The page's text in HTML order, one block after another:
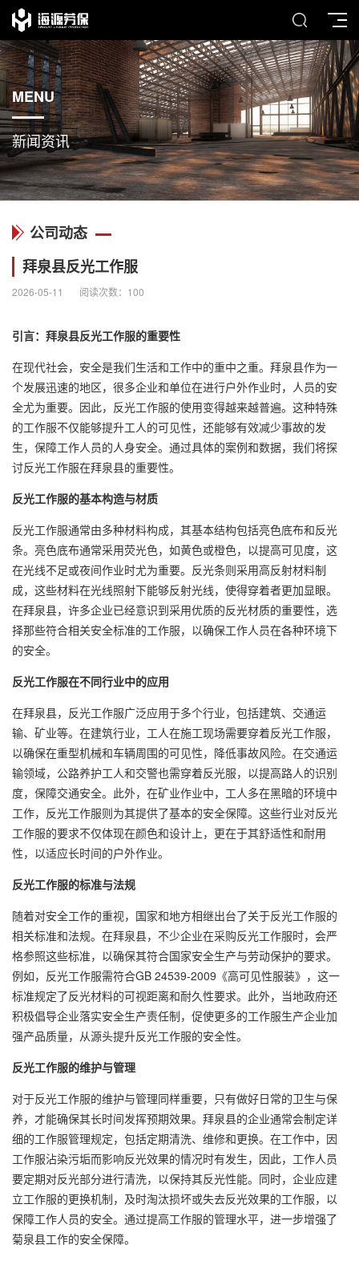
MENU
新闻资讯
公司动态
拜泉县反光工作服
2026-05-11 阅读次数： 100
引言：拜泉县反光工作服的重要性
在现代社会，安全是我们生活和工作中的重中之重。拜泉县作为一
个发展迅速的地区，很多企业和单位在进行户外作业时，人员的安
全尤为重要。因此，反光工作服的使用变得越来越普遍。这种特殊
的工作服不仅能够提升工人的可见性，还能够有效减少事故的发
生，保障工作人员的人身安全。通过具体的案例和数据，我们将探
讨反光工作服在拜泉县的重要性。
反光工作服的基本构造与材质
反光工作服通常由多种材料构成，其基本结构包括亮色底布和反光
条。亮色底布通常采用荧光色，如黄色或橙色，以提高可见度，这
在光线不足或夜间作业时尤为重要。反光条则采用高反射材料制
成，这些材料在光线照射下能够反射光线，使得穿着者更加显眼。
在拜泉县，许多企业已经意识到采用优质的反光材质的重要性，选
择那些符合相关安全标准的工作服，以确保工作人员在各种环境下
的安全。
反光工作服在不同行业中的应用
在拜泉县，反光工作服广泛应用于多个行业，包括建筑、交通运
输、矿业等。在建筑行业，工人在施工现场需要穿着反光工作服，
以确保在重型机械和车辆周围的可见性，降低事故风险。在交通运
输领域，公路养护工人和交警也需穿着反光服，以提高路人的识别
度，保障交通安全。此外，在矿业作业中，工人多在黑暗的环境中
工作，反光工作服则为其提供了基本的安全保障。这些行业对反光
工作服的要求不仅体现在颜色和设计上，更在于其舒适性和耐用
性，以适应长时间的户外作业。
反光工作服的标准与法规
随着对安全工作的重视，国家和地方相继出台了关于反光工作服的
相关标准和法规。在拜泉县，不少企业在采购反光工作服时，会严
格参照这些标准，以确保其符合国家安全生产与劳动保护的要求。
例如，反光工作服需符合GB 24539-2009《高可见性服装》，这一
标准规定了反光材料的可视距离和耐久性要求。此外，当地政府还
积极倡导企业落实安全生产责任制，促使更多的工作服生产企业加
强产品质量，从源头提升反光工作服的安全性。
反光工作服的维护与管理
对于反光工作服的维护与管理同样重要，只有做好日常的卫生与保
养，才能确保其长时间发挥预期效果。拜泉县的企业通常会制定详
细的工作服管理规定，包括定期清洗、维修和更换。在工作中，因
工作服沾染污垢而影响反光效果的情况时有发生，因此，工作人员
要定期对反光部分进行清洗，以保持其反光性能。同时，企业应建
立工作服的更换机制，及时淘汰损坏或失去反光效果的工作服，以
保障工作人员的安全。通过提高工作服的管理水平，进一步增强了
菊泉县工作的安全保障。